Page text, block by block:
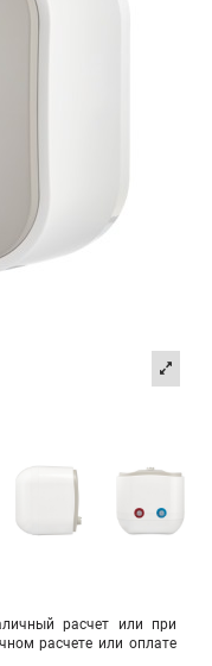
расчет или при
расчете или оплате